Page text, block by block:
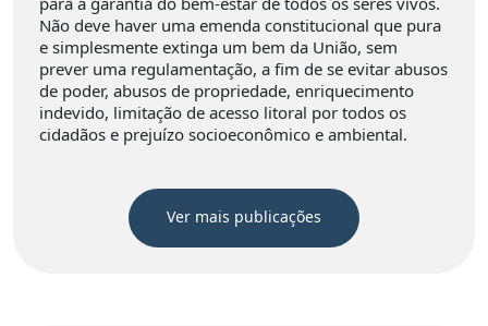
Não deve haver uma emenda constitucional que pura
e simplesmente extinga um bem da União, sem
prever uma regulamentação, a fim de se evitar abusos
de poder, abusos de propriedade, enriquecimento
indevido, limitação de acesso litoral por todos os
cidadãos e prejuízo socioeconômico e ambiental.
Ver mais publicações